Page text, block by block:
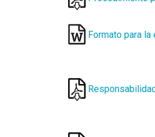
Formato para